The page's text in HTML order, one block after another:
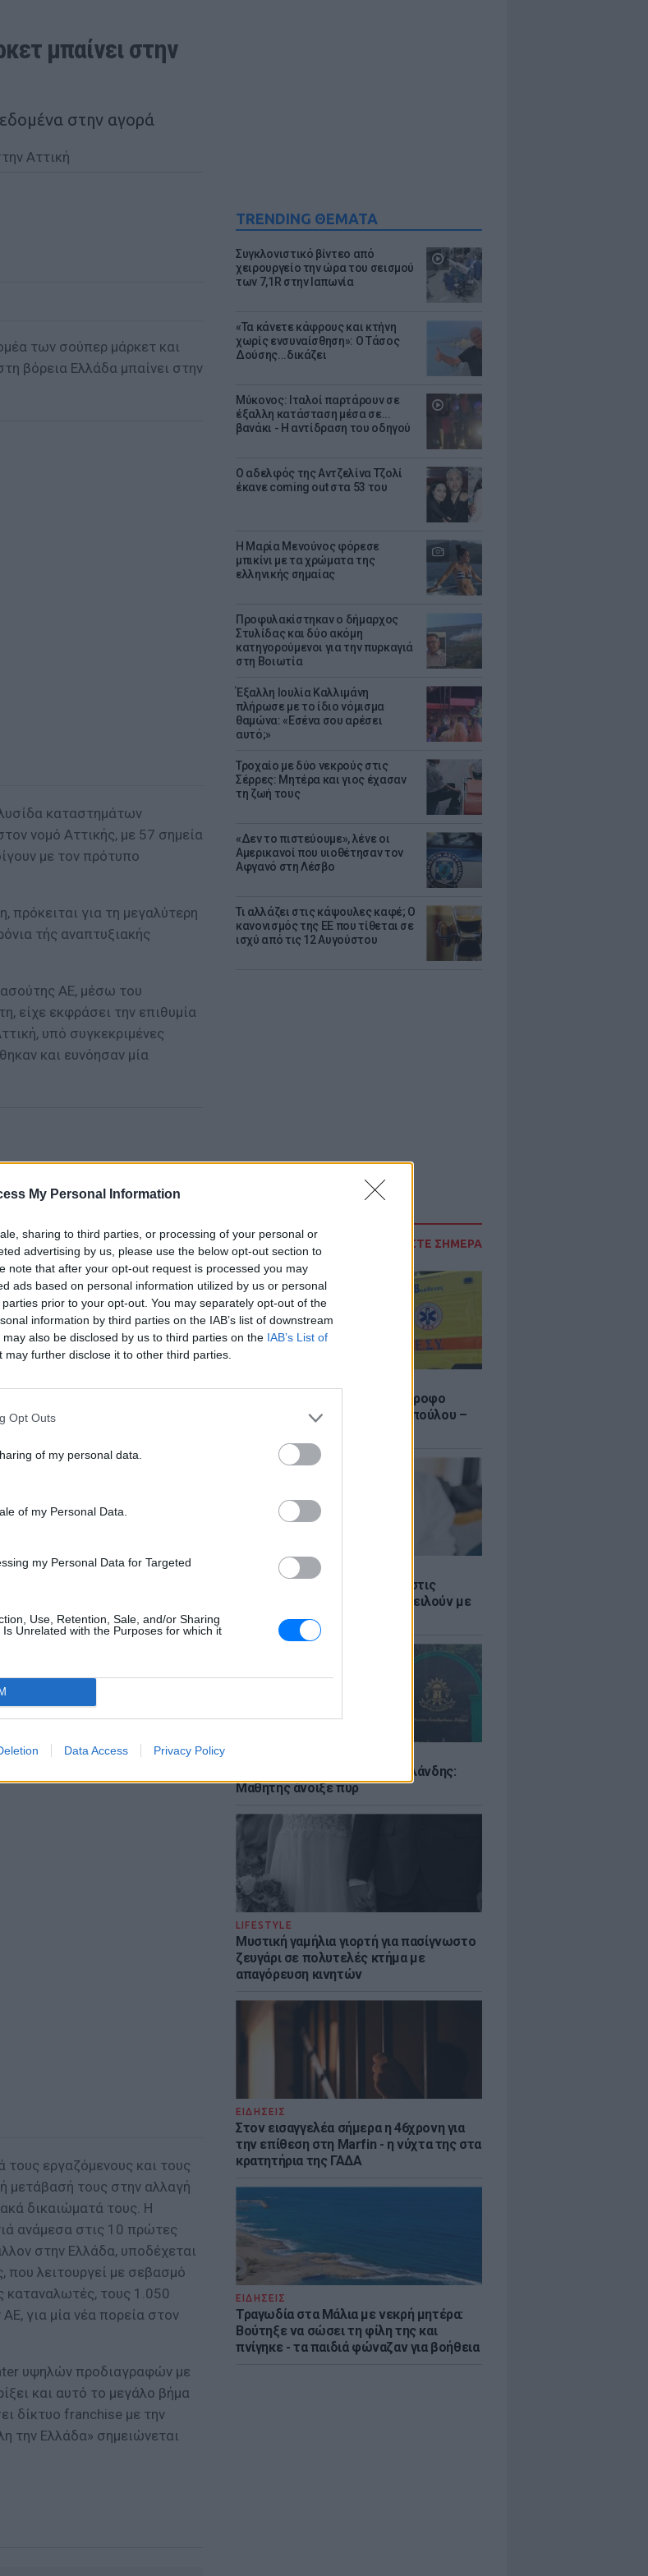
My Personal Information
sharing to third parties, or processing of your personal or
advertising by us, please use the below opt-out section to
note that after your opt-out request is processed you may
ads based on personal information utilized by us or personal
prior to your opt-out. You may separately opt-out of the
information by third parties on the IAB’s list of downstream
also be disclosed by us to third parties on the IAB’s List of
may further disclose it to other third parties.
Opt Outs
of my personal data.
of my Personal Data.
my Personal Data for Targeted
Use, Retention, Sale, and/or Sharing
Unrelated with the Purposes for which it
Data Access Privacy Policy
TRENDING ΘΕΜΑΤΑ
Συγκλονιστικό βίντεο από
χειρουργείο την ώρα του σεισμού
των 7,1R στην Ιαπωνία
«Τα κάνετε κάφρους και κτήνη
χωρίς ενσυναίσθηση»: Ο Τάσος
Δούσης...δικάζει
Μύκονος: Ιταλοί παρτάρουν σε
έξαλλη κατάσταση μέσα σε...
βανάκι - Η αντίδραση του οδηγού
Ο αδελφός της Αντζελίνα Τζολί
έκανε coming out στα 53 του
Η Μαρία Μενούνος φόρεσε
μπικίνι με τα χρώματα της
ελληνικής σημαίας
Προφυλακίστηκαν ο δήμαρχος
Στυλίδας και δύο ακόμη
κατηγορούμενοι για την πυρκαγιά
στη Βοιωτία
Έξαλλη Ιουλία Καλλιμάνη
πλήρωσε με το ίδιο νόμισμα
θαμώνα: «Εσένα σου αρέσει
αυτό;»
Τροχαίο με δύο νεκρούς στις
Σέρρες: Μητέρα και γιος έχασαν
τη ζωή τους
«Δεν το πιστεύουμε», λένε οι
Αμερικανοί που υιοθέτησαν τον
Αφγανό στη Λέσβο
Τι αλλάζει στις κάψουλες καφέ; Ο
κανονισμός της ΕΕ που τίθεται σε
ισχύ από τις 12 Αυγούστου
ΔΙΑΒΑΣΤΕ ΣΗΜΕΡΑ
Πτώση γυναίκας από τον 5ο όροφο
πολυκατοικίας στη Μιχαλακοπούλου –
ΕΙΔΗΣΕΙΣ
Γονικές παροχές: Οι παγίδες στις
μεταφορές χρημάτων που απειλούν με
Μακελειό σε σχολείο της Ταϊλάνδης:
Μαθητής άνοιξε πυρ
LIFESTYLE
Μυστική γαμήλια γιορτή για πασίγνωστο
ζευγάρι σε πολυτελές κτήμα με
απαγόρευση κινητών
ΕΙΔΗΣΕΙΣ
Στον εισαγγελέα σήμερα η 46χρονη για
την επίθεση στη Marfin - η νύχτα της στα
κρατητήρια της ΓΑΔΑ
ΕΙΔΗΣΕΙΣ
Τραγωδία στα Μάλια με νεκρή μητέρα:
Βούτηξε να σώσει τη φίλη της και
πνίγηκε - τα παιδιά φώναζαν για βοήθεια
μπαίνει στην
στην αγορά
των σούπερ μάρκετ και
βόρεια Ελλάδα μπαίνει στην
καταστημάτων
νομό Αττικής, με 57 σημεία
με τον πρότυπο
πρόκειται για τη μεγαλύτερη
τής αναπτυξιακής
ΑΕ, μέσω του
είχε εκφράσει την επιθυμία
υπό συγκεκριμένες
και ευνόησαν μία
του κλάδου στη Βόρεια
καταστήματα, 251
Cash & Carry.
της Μακεδονίας, Θράκης,
Εύβοιας και τα νησιά
από την εταιρεία, στο
στην Αττική και την Άνδρο
να γνωρίσουν και να
μάρκετ Μασούτης.
τους εργαζόμενους και τους
μετάβασή τους στην αλλαγή
δικαιώματά τους. Η
ανάμεσα στις 10 πρώτες
στην Ελλάδα, υποδέχεται
που λειτουργεί με σεβασμό
καταναλωτές, τους 1.050
για μία νέα πορεία στον
υψηλών προδιαγραφών με
και αυτό το μεγάλο βήμα
δίκτυο franchise με την
την Ελλάδα» σημειώνεται